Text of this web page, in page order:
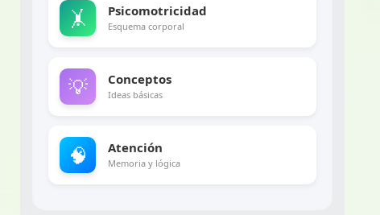
🤸 Psicomotricidad
Esquema corporal
💡 Conceptos
Ideas básicas
🧠 Atención
Memoria y lógica